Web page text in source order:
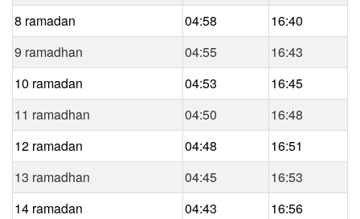
8 ramadan
04:58
16:40
9 ramadhan
04:55
16:43
10 ramadan
04:53
16:45
11 ramadhan
04:50
16:48
12 ramadan
04:48
16:51
13 ramadhan
04:45
16:53
14 ramadan
04:43
16:56